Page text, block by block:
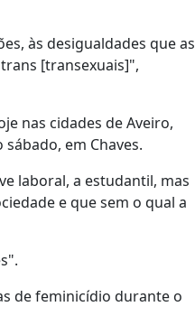
às desigualdades que as
[transexuais]",
nas cidades de Aveiro,
em Chaves.
laboral, a estudantil, mas
e que sem o qual a
de feminicídio durante o